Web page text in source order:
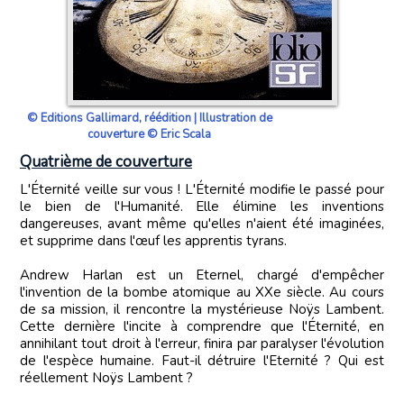
© Editions Gallimard, réédition | Illustration de
couverture © Eric Scala
Quatrième de couverture
L'Éternité veille sur vous ! L'Éternité modifie le passé pour
le bien de l'Humanité. Elle élimine les inventions
dangereuses, avant même qu'elles n'aient été imaginées,
et supprime dans l'œuf les apprentis tyrans.
Andrew Harlan est un Eternel, chargé d'empêcher
l'invention de la bombe atomique au XXe siècle. Au cours
de sa mission, il rencontre la mystérieuse Noÿs Lambent.
Cette dernière l'incite à comprendre que l'Éternité, en
annihilant tout droit à l'erreur, finira par paralyser l'évolution
de l'espèce humaine. Faut-il détruire l'Eternité ? Qui est
réellement Noÿs Lambent ?